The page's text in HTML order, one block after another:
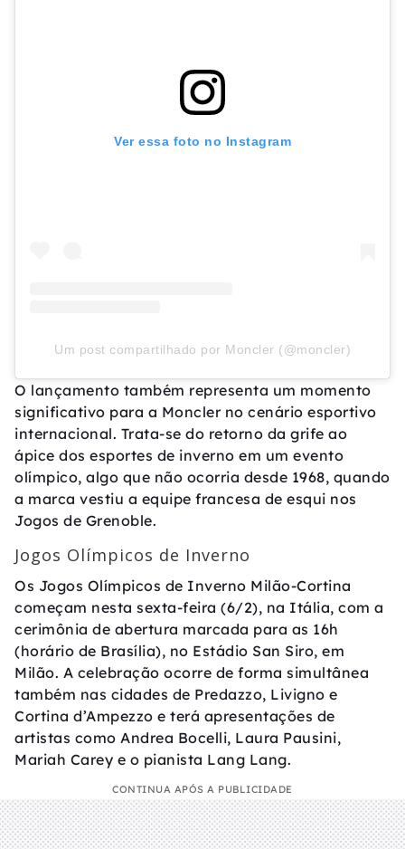
Ver essa foto no Instagram
Um post compartilhado por Moncler (@moncler)
O lançamento também representa um momento
significativo para a Moncler no cenário esportivo
internacional. Trata-se do retorno da grife ao
ápice dos esportes de inverno em um evento
olímpico, algo que não ocorria desde 1968, quando
a marca vestiu a equipe francesa de esqui nos
Jogos de Grenoble.
Jogos Olímpicos de Inverno
Os Jogos Olímpicos de Inverno Milão-Cortina
começam nesta sexta-feira (6/2), na Itália, com a
cerimônia de abertura marcada para as 16h
(horário de Brasília), no Estádio San Siro, em
Milão. A celebração ocorre de forma simultânea
também nas cidades de Predazzo, Livigno e
Cortina d’Ampezzo e terá apresentações de
artistas como Andrea Bocelli, Laura Pausini,
Mariah Carey e o pianista Lang Lang.
CONTINUA APÓS A PUBLICIDADE